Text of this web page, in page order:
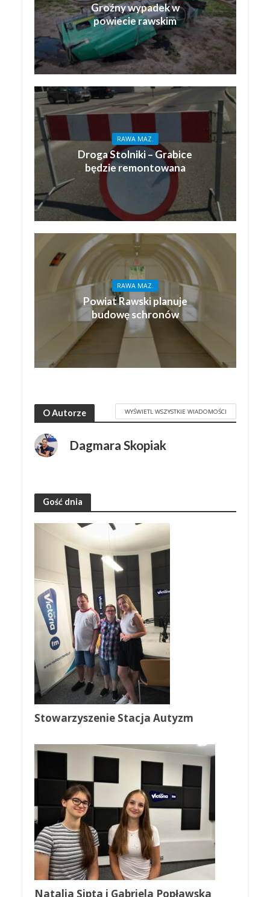
Groźny wypadek w
powiecie rawskim
RAWA MAZ.
Droga Stolniki – Grabice
będzie remontowana
RAWA MAZ.
Powiat Rawski planuje
budowę schronów
O Autorze WYŚWIETL WSZYSTKIE WIADOMOŚCI
Dagmara Skopiak
Gość dnia
Stowarzyszenie Stacja Autyzm
Natalia Sipta i Gabriela Popławska